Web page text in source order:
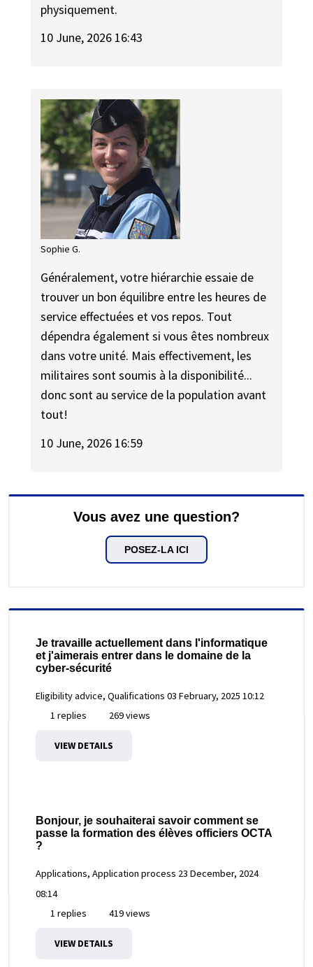
physiquement.
10 June, 2026 16:43
Sophie G.
Généralement, votre hiérarchie essaie de
trouver un bon équilibre entre les heures de
service effectuées et vos repos. Tout
dépendra également si vous êtes nombreux
dans votre unité. Mais effectivement, les
militaires sont soumis à la disponibilité...
donc sont au service de la population avant
tout!
10 June, 2026 16:59
Vous avez une question?
POSEZ-LA ICI
Je travaille actuellement dans l'informatique
et j'aimerais entrer dans le domaine de la
cyber-sécurité
Eligibility advice, Qualifications 03 February, 2025 10:12
1 replies
269 views
VIEW DETAILS
Bonjour, je souhaiterai savoir comment se
passe la formation des élèves officiers OCTA
?
Applications, Application process 23 December, 2024
08:14
1 replies
419 views
VIEW DETAILS